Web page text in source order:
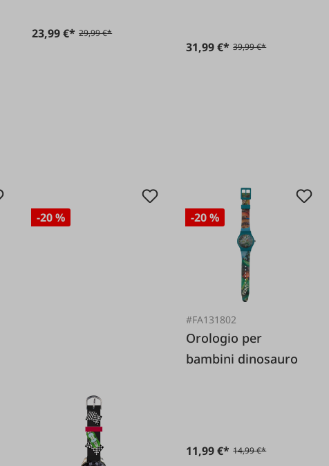
23,99 €* 29,99 €*
31,99 €* 39,99 €*
-20 % -20 %
#FA131802
Orologio per
bambini dinosauro
11,99 €* 14,99 €*